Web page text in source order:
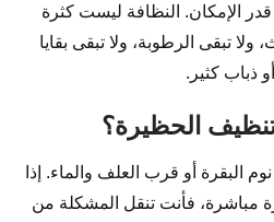
الإمكان. النظافة ليست كثرة
ولا تبقى الرطوبة، ولا تبقى بقايا
ذباب كثير.
الحظيرة؟
البقرة أو قرب العلف والماء. إذا
مباشرة، فأنت تنقل المشكلة من